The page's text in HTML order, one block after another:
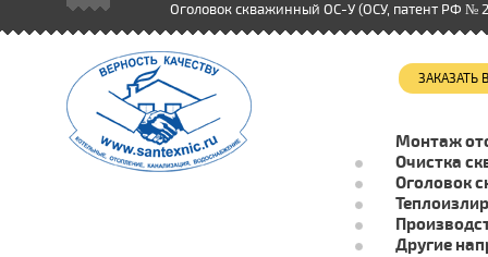
Оголовок скважинный ОС-У (ОСУ, патент РФ №
Монтаж
Очистка
Оголовок
Другие